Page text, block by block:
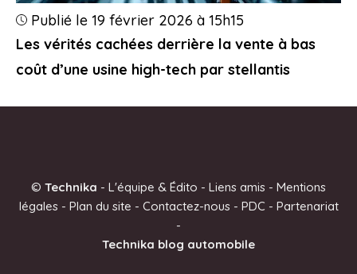
Les vérités cachées derrière la vente à bas
coût d’une usine high-tech par stellantis
Publié le 19 février 2026 à 15h15
© Technika - L'équipe & Édito - Liens amis - Mentions
légales- Plan du site - Contactez-nous- PDC - Partenariat
-
Technika blog automobile